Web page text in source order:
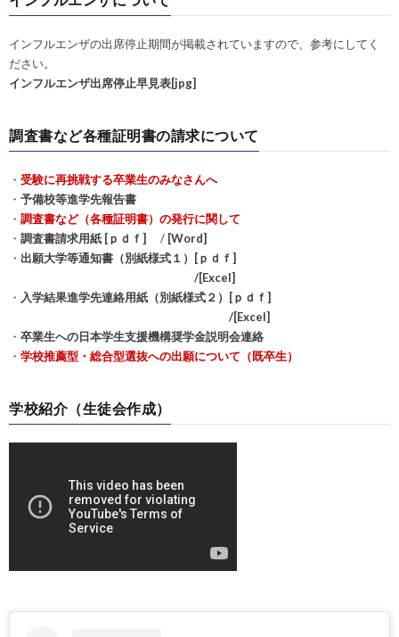
インフルエンザの出席停止期間が掲載されていますので、参考にしてく
ださい。
インフルエンザ出席停止早見表[jpg]
調査書など各種証明書の請求について
・ 受験に再挑戦する卒業生のみなさんへ
・ 予備校等進学先報告書
・ 調査書など（各種証明書）の発行に関して
・ 調査書請求用紙 [ｐｄｆ] / [Word]
・ 出願大学等通知書（別紙様式１）[ｐｄｆ]
/[Excel]
・ 入学結果進学先連絡用紙（別紙様式２）[ｐｄｆ]
/[Excel]
・ 卒業生への日本学生支援機構奨学金説明会連絡
・ 学校推薦型・総合型選抜への出願について（既卒生）
学校紹介（生徒会作成）